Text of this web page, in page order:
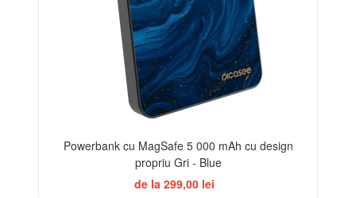
Powerbank cu MagSafe 5 000 mAh cu design
propriu Gri - Blue
de la 299,00 lei